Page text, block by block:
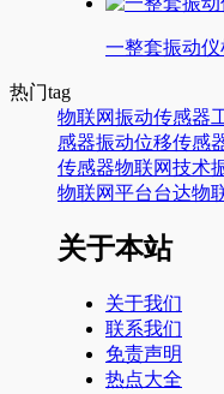
一整套振动
热门tag
物联网振动传感器
感器振动位移传感
传感器物联网技术
物联网平台台达物
关于本站
关于我们
联系我们
免责声明
热点大全